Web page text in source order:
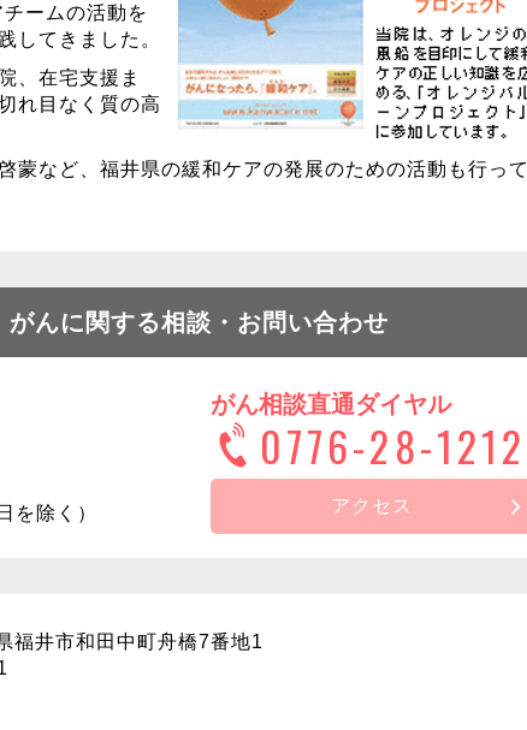
ームの活動を
してきました。
、在宅支援ま
れ目なく質の高
蒙など、福井県の緩和ケアの発展のための活動も行って
がんに関する相談・お問い合わせ
を除く）
がん相談直通ダイヤル
0776-28-1212
アクセス
福井市和田中町舟橋7番地1